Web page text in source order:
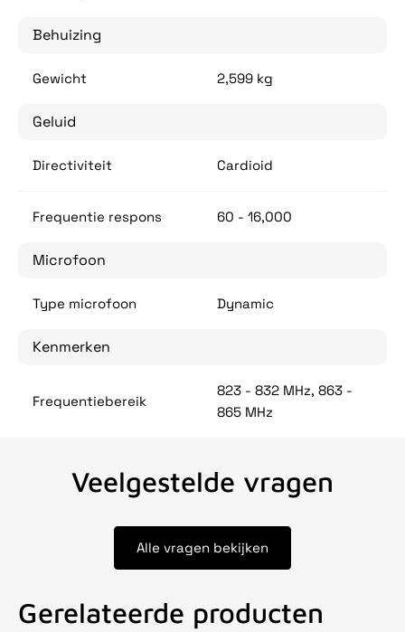
Behuizing
Gewicht 2,599 kg
Geluid
Directiviteit Cardioid
Frequentie respons 60 - 16,000
Microfoon
Type microfoon Dynamic
Kenmerken
Frequentiebereik
823 - 832 MHz, 863 -
865 MHz
Veelgestelde vragen
Alle vragen bekijken
Gerelateerde producten